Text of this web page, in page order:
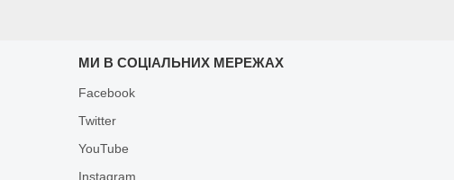
МИ В СОЦІАЛЬНИХ МЕРЕЖАХ
Facebook
Twitter
YouTube
Instagram